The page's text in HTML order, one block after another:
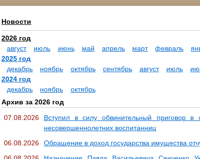
Новости
2026 год
август
июль июнь май апрель март февраль
2025 год
декабрь
ноябрь октябрь сентябрь август июль
2024 год
декабрь
ноябрь
октябрь
Архив за 2026 год
07.08.2026
Вступил в силу обвинительный приговор в
несовершеннолетних воспитанниц
06.08.2026
Обращение в доход государства имущества